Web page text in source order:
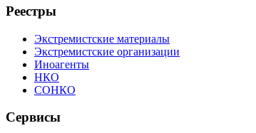
Реестры
Экстремистские материалы
Экстремистские организации
Иноагенты
НКО
СОНКО
Сервисы